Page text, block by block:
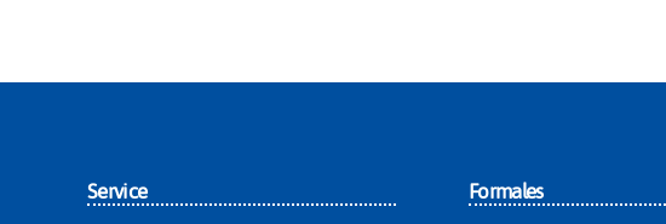
Service Formales